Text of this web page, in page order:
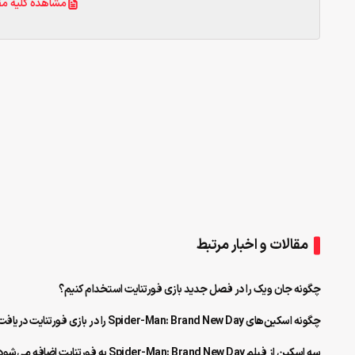
مشاهده کلیه
مقالات و اخبار مرتبط
چگونه جان ویک را در فصل جدید بازی فورتنایت استخدام کنیم؟
چگونه اسکین‌های Spider-Man: Brand New Day را در بازی فورتنایت دریافت کنیم؟